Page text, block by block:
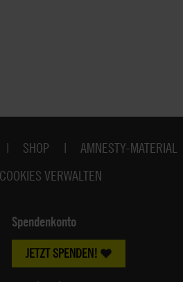
SHOP AMNESTY-MATERIAL
COOKIES VERWALTEN
Spendenkonto
JETZT SPENDEN!